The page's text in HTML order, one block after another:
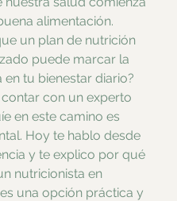
alimentación.
un plan de nutrición
puede marcar la
en tu bienestar diario?
contar con un experto
en este camino es
Hoy te hablo desde
y te explico por qué
nutricionista en
una opción práctica y